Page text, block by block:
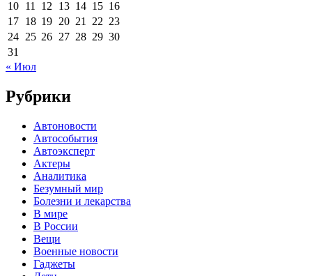
10 11 12 13 14 15 16
17 18 19 20 21 22 23
24 25 26 27 28 29 30
31
« Июл
Рубрики
Автоновости
Автособытия
Автоэксперт
Актеры
Аналитика
Безумный мир
Болезни и лекарства
В мире
В России
Вещи
Военные новости
Гаджеты